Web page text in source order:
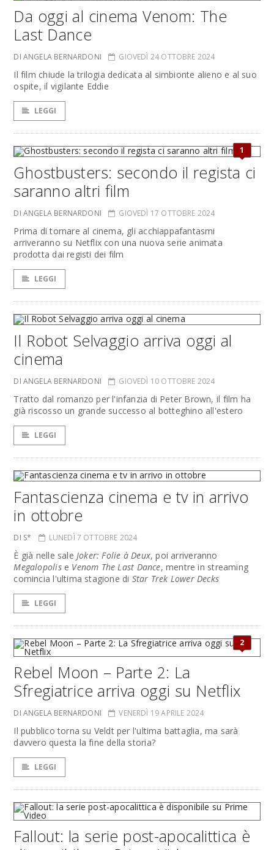
Da oggi al cinema Venom: The
Last Dance
DI ANGELA BERNARDONI GIOVEDÌ 24 OTTOBRE 2024
Il film chiude la trilogia dedicata al simbionte alieno e al suo
ospite, il vigilante Eddie
LEGGI
1
Ghostbusters: secondo il regista ci
saranno altri film
DI ANGELA BERNARDONI GIOVEDÌ 17 OTTOBRE 2024
Prima di tornare al cinema, gli acchiappafantasmi
arriveranno su Netflix con una nuova serie animata
prodotta dai registi dei film
LEGGI
Il Robot Selvaggio arriva oggi al
cinema
DI ANGELA BERNARDONI GIOVEDÌ 10 OTTOBRE 2024
Tratto dal romanzo per l'infanzia di Peter Brown, il film ha
già riscosso un grande successo al botteghino all'estero
LEGGI
Fantascienza cinema e tv in arrivo
in ottobre
DI S* LUNEDÌ 7 OTTOBRE 2024
È già nelle sale Joker: Folie à Deux, poi arriveranno
Megalopolise Venom The Last Dance, mentre in streaming
comincia l'ultima stagione di Star Trek Lower Decks
LEGGI
2
Rebel Moon – Parte 2: La
Sfregiatrice arriva oggi su Netflix
DI ANGELA BERNARDONI VENERDÌ 19 APRILE 2024
Il pubblico torna su Veldt per l'ultima battaglia, ma sarà
davvero questa la fine della storia?
LEGGI
Fallout: la serie post-apocalittica è